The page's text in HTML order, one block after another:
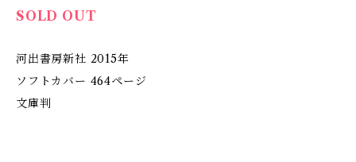
SOLD OUT
河出書房新社 2015年
ソフトカバー 464ページ
文庫判